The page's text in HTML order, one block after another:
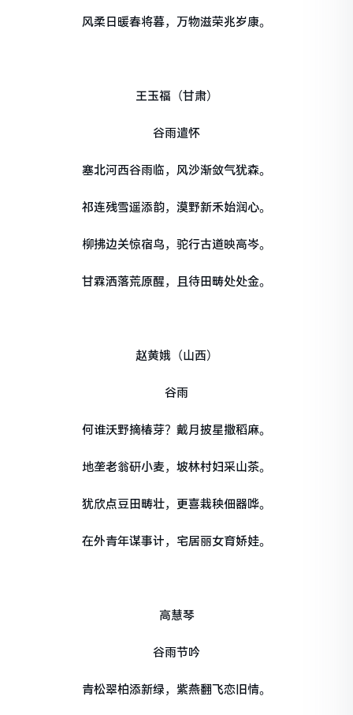
风柔日暖春将暮，万物滋荣兆岁康。
王玉福（甘肃）
谷雨遣怀
塞北河西谷雨临，风沙渐敛气犹森。
祁连残雪遥添韵，漠野新禾始润心。
柳拂边关惊宿鸟，驼行古道映高岑。
甘霖洒落荒原醒，且待田畴处处金。
赵黄娥（山西）
谷雨
何谁沃野摘椿芽？戴月披星撒稻麻。
地垄老翁研小麦，坡林村妇采山茶。
犹欣点豆田畴壮，更喜栽秧佃器哗。
在外青年谋事计，宅居丽女育娇娃。
高慧琴
谷雨节吟
青松翠柏添新绿，紫燕翻飞恋旧情。